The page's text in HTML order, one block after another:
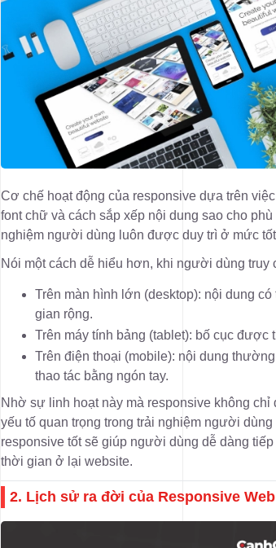
Cơ chế hoạt động của responsive dựa trên
font chữ và cách sắp xếp nội dung sao cho
nghiệm người dùng luôn được duy trì ở mức
Nói một cách dễ hiểu hơn, khi người dùng truy
Trên màn hình lớn (desktop): nội dung
gian rộng.
Trên máy tính bảng (tablet): bố cục
Trên điện thoại (mobile): nội dung
thao tác bằng ngón tay.
Nhờ sự linh hoạt này mà responsive không
yếu tố quan trọng trong trải nghiệm người
responsive tốt sẽ giúp người dùng dễ dàng
thời gian ở lại website.
2. Lịch sử ra đời của Responsive